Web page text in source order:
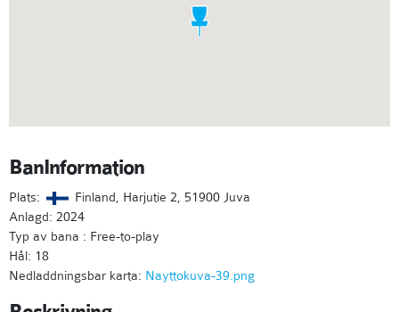
BanInformation
Plats:
Finland, Harjutie 2, 51900 Juva
Anlagd: 2024
Typ av bana : Free-to-play
Hål: 18
Nedladdningsbar karta: Nayttokuva-39.png